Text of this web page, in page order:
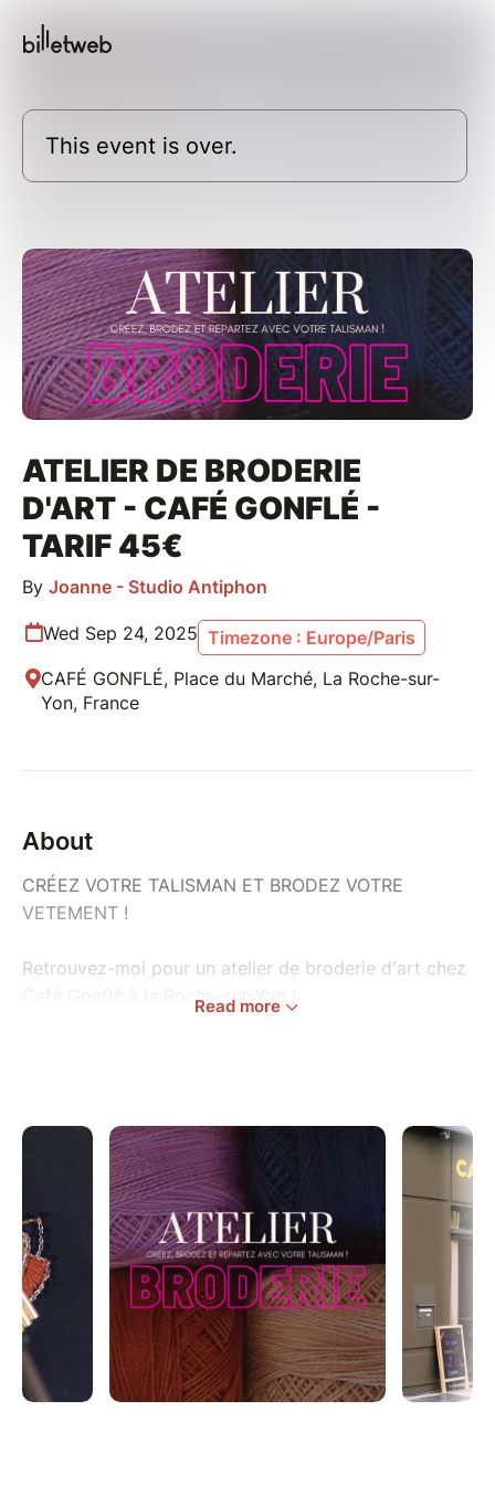
This event is over.
ATELIER DE BRODERIE
D'ART - CAFÉ GONFLÉ -
TARIF 45€
By Joanne - Studio Antiphon
Wed Sep 24, 2025 Timezone : Europe/Paris
CAFÉ GONFLÉ, Place du Marché, La Roche-sur-
Yon, France
About
CRÉEZ VOTRE TALISMAN ET BRODEZ VOTRE
VETEMENT !
Retrouvez-moi pour un atelier de broderie d'art chez
Café Gonflé à la Roche-sur-Yon !
Talisman sur l'un de vos vêtements.
Pour la réalisation de votre broderie, vous aurez le
choix parmi une sélection de Talismans et une large
palette de couleurs. Vous pourrez également laisser
libre cours à votre imagination. Le but est de vous
faire plaisir !
Pensez à apporter votre vêtement préféré, vous
broderez votre Talisman directement dessus! Coton,
lin, jean...choississez un vêtement dont le tissus est le
Read more